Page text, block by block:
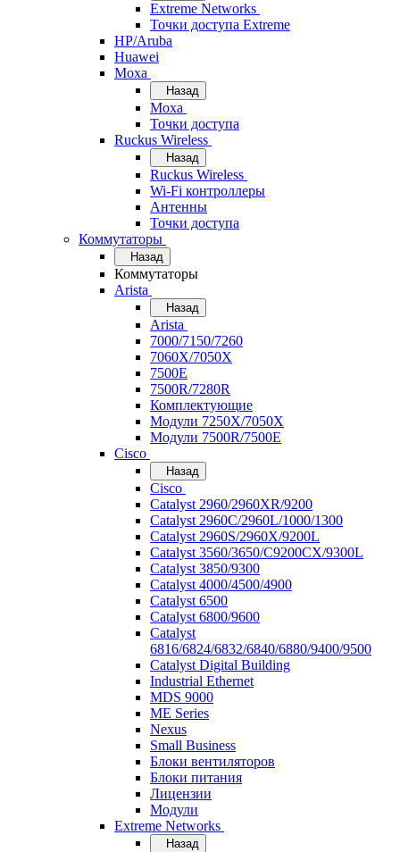
Extreme Networks
Точки доступа Extreme
HP/Aruba
Huawei
Moxa
Назад
Moxa
Точки доступа
Ruckus Wireless
Назад
Ruckus Wireless
Wi-Fi контроллеры
Антенны
Точки доступа
Коммутаторы
Назад
Коммутаторы
Arista
Назад
Arista
7000/7150/7260
7060X/7050X
7500E
7500R/7280R
Комплектующие
Модули 7250X/7050X
Модули 7500R/7500E
Cisco
Назад
Cisco
Catalyst 2960/2960XR/9200
Catalyst 2960C/2960L/1000/1300
Catalyst 2960S/2960X/9200L
Catalyst 3560/3650/C9200CX/9300L
Catalyst 3850/9300
Catalyst 4000/4500/4900
Catalyst 6500
Catalyst 6800/9600
Catalyst
6816/6824/6832/6840/6880/9400/9500
Catalyst Digital Building
Industrial Ethernet
MDS 9000
ME Series
Nexus
Small Business
Блоки вентиляторов
Блоки питания
Лицензии
Модули
Extreme Networks
Назад